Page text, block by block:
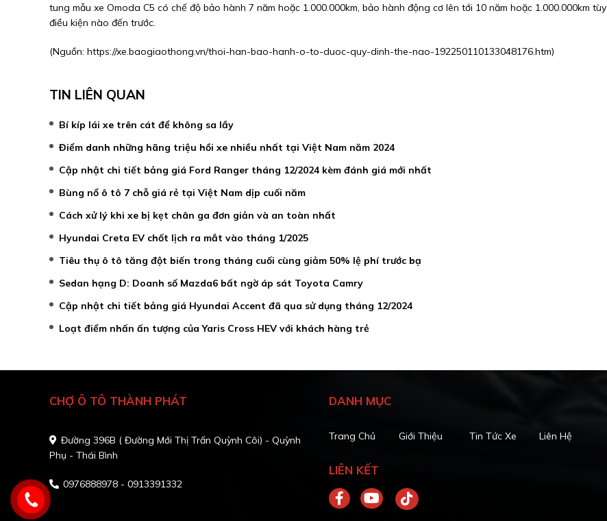
tung mẫu xe Omoda C5 có chế độ bảo hành 7 năm hoặc 1.000.000km, bảo hành động cơ lên tới 10 năm hoặc 1.000.000km tùy
điều kiện nào đến trước.
(Nguồn: https://xe.baogiaothong.vn/thoi-han-bao-hanh-o-to-duoc-quy-dinh-the-nao-192250110133048176.htm)
TIN LIÊN QUAN
Bí kíp lái xe trên cát để không sa lầy
Điểm danh những hãng triệu hồi xe nhiều nhất tại Việt Nam năm 2024
Cập nhật chi tiết bảng giá Ford Ranger tháng 12/2024 kèm đánh giá mới nhất
Bùng nổ ô tô 7 chỗ giá rẻ tại Việt Nam dịp cuối năm
Cách xử lý khi xe bị kẹt chân ga đơn giản và an toàn nhất
Hyundai Creta EV chốt lịch ra mắt vào tháng 1/2025
Tiêu thụ ô tô tăng đột biến trong tháng cuối cùng giảm 50% lệ phí trước bạ
Sedan hạng D: Doanh số Mazda6 bất ngờ áp sát Toyota Camry
Cập nhật chi tiết bảng giá Hyundai Accent đã qua sử dụng tháng 12/2024
Loạt điểm nhấn ấn tượng của Yaris Cross HEV với khách hàng trẻ
CHỢ Ô TÔ THÀNH PHÁT
Đường 396B ( Đường Mới Thị Trấn Quỳnh Côi) - Quỳnh
Phụ - Thái Bình
0976888978 - 0913391332
DANH MỤC
Trang Chủ Giới Thiệu Tin Tức Xe Liên Hệ
LIÊN KẾT